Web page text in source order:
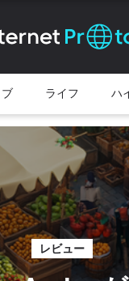
ライフ ハ
レビュー